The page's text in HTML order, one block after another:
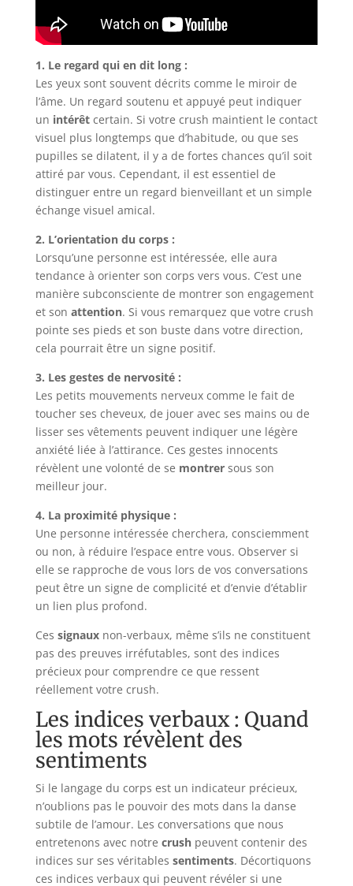
1. Le regard qui en dit long :
Les yeux sont souvent décrits comme le miroir de
l’âme. Un regard soutenu et appuyé peut indiquer
un intérêtcertain. Si votre crush maintient le contact
visuel plus longtemps que d’habitude, ou que ses
pupilles se dilatent, il y a de fortes chances qu’il soit
attiré par vous. Cependant, il est essentiel de
distinguer entre un regard bienveillant et un simple
échange visuel amical.
2. L’orientation du corps :
Lorsqu’une personne est intéressée, elle aura
tendance à orienter son corps vers vous. C’est une
manière subconsciente de montrer son engagement
et son attention. Si vous remarquez que votre crush
pointe ses pieds et son buste dans votre direction,
cela pourrait être un signe positif.
3. Les gestes de nervosité :
Les petits mouvements nerveux comme le fait de
toucher ses cheveux, de jouer avec ses mains ou de
lisser ses vêtements peuvent indiquer une légère
anxiété liée à l’attirance. Ces gestes innocents
révèlent une volonté de se montrersous son
meilleur jour.
4. La proximité physique :
Une personne intéressée cherchera, consciemment
ou non, à réduire l’espace entre vous. Observer si
elle se rapproche de vous lors de vos conversations
peut être un signe de complicité et d’envie d’établir
un lien plus profond.
Ces signauxnon-verbaux, même s’ils ne constituent
pas des preuves irréfutables, sont des indices
précieux pour comprendre ce que ressent
réellement votre crush.
Les indices verbaux : Quand
les mots révèlent des
sentiments
Si le langage du corps est un indicateur précieux,
n’oublions pas le pouvoir des mots dans la danse
subtile de l’amour. Les conversations que nous
entretenons avec notre crushpeuvent contenir des
indices sur ses véritables sentiments. Décortiquons
ces indices verbaux qui peuvent révéler si une